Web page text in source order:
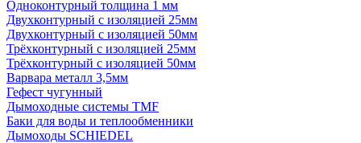
Одноконтурный толщина 1 мм
Двухконтурный с изоляцией 25мм
Двухконтурный с изоляцией 50мм
Трёхконтурный с изоляцией 25мм
Трёхконтурный с изоляцией 50мм
Варвара металл 3,5мм
Гефест чугунный
Дымоходные системы TMF
Баки для воды и теплообменники
Дымоходы SCHIEDEL